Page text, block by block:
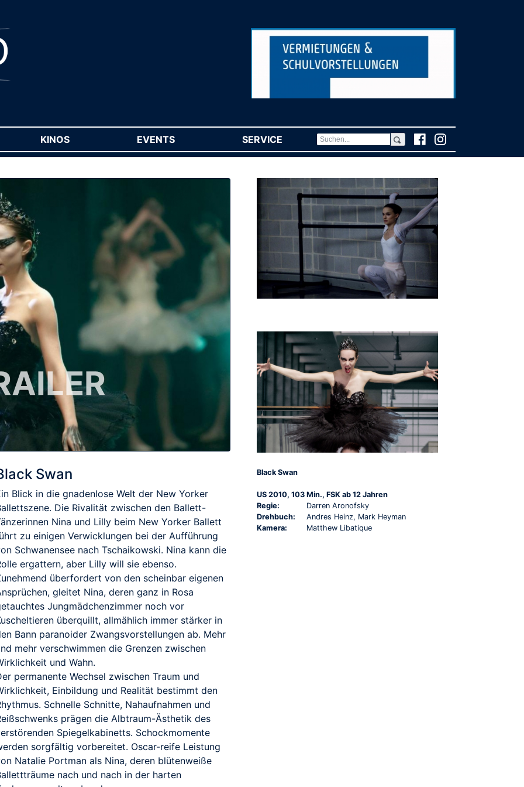
KINOS EVENTS SERVICE (CURRENT)
Swan
Blick in die gnadenlose Welt der New Yorker
Die Rivalität zwischen den Ballett-
Nina und Lilly beim New Yorker Ballett
zu einigen Verwicklungen bei der Aufführung
Schwanensee nach Tschaikowski. Nina kann die
ergattern, aber Lilly will sie ebenso.
überfordert von den scheinbar eigenen
gleitet Nina, deren ganz in Rosa
Jungmädchenzimmer noch vor
überquillt, allmählich immer stärker in
Bann paranoider Zwangsvorstellungen ab. Mehr
mehr verschwimmen die Grenzen zwischen
und Wahn.
permanente Wechsel zwischen Traum und
Einbildung und Realität bestimmt den
Schnelle Schnitte, Nahaufnahmen und
prägen die Albtraum-Ästhetik des
Spiegelkabinetts. Schockmomente
sorgfältig vorbereitet. Oscar-reife Leistung
Natalie Portman als Nina, deren blütenweiße
nach und nach in der harten
Black Swan
US 2010, 103 Min., FSK ab 12 Jahren
Regie:
Darren Aronofsky
Drehbuch:
Andres Heinz, Mark Heyman
Kamera:
Matthew Libatique